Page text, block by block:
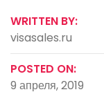
WRITTEN BY:
visasales.ru
POSTED ON:
9 апреля, 2019